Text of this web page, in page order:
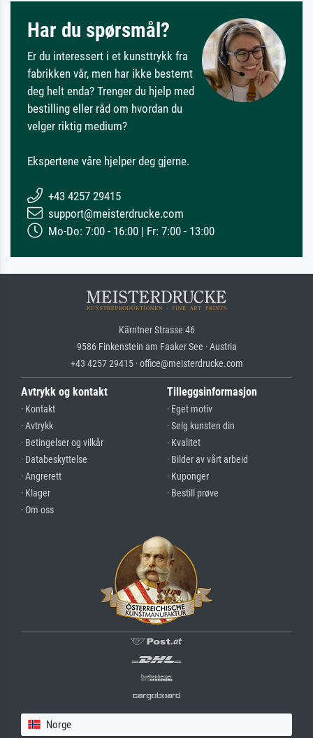
Har du spørsmål?
Er du interessert i et kunsttrykk fra
fabrikken vår, men har ikke bestemt
deg helt enda? Trenger du hjelp med
bestilling eller råd om hvordan du
velger riktig medium?
Ekspertene våre hjelper deg gjerne.
+43 4257 29415
support@meisterdrucke.com
Mo-Do: 7:00 - 16:00 | Fr: 7:00 - 13:00
Kärntner Strasse 46
9586 Finkenstein am Faaker See · Austria
+43 4257 29415 · office@meisterdrucke.com
Avtrykk og kontakt
· Kontakt
· Avtrykk
· Betingelser og vilkår
· Databeskyttelse
· Angrerett
· Klager
· Om oss
Tilleggsinformasjon
· Eget motiv
· Selg kunsten din
· Kvalitet
· Bilder av vårt arbeid
· Kuponger
· Bestill prøve
Norge